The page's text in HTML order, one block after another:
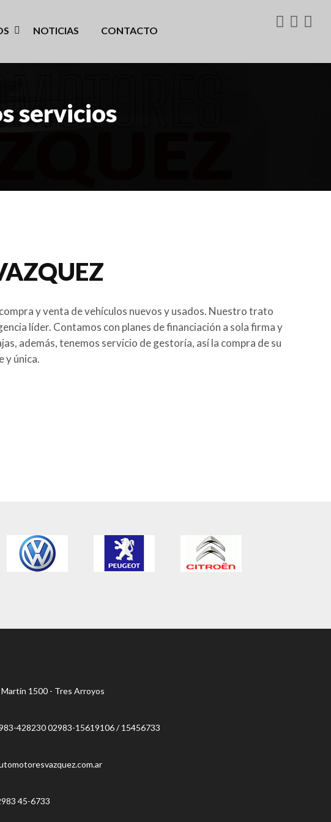
NOTICIAS CONTACTO
servicios
y venta de vehículos nuevos y usados. Nuestro trato
líder. Contamos con planes de financiación a sola firma y
además, tenemos servicio de gestoría, así la compra de su
y única.
Martín 1500 - Tres Arroyos
428230 02983-15619106 / 15456733
45-6733